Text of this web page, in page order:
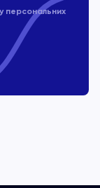
персональних